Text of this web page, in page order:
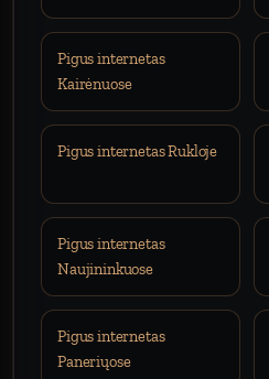
Pigus internetas
Kairėnuose
Pigus internetas Rukloje
Pigus internetas
Naujininkuose
Pigus internetas
Paneriųose